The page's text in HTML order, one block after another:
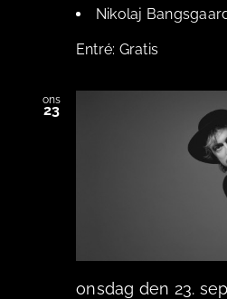
Nikolaj
Gratis
ons
23
onsdag den 23.